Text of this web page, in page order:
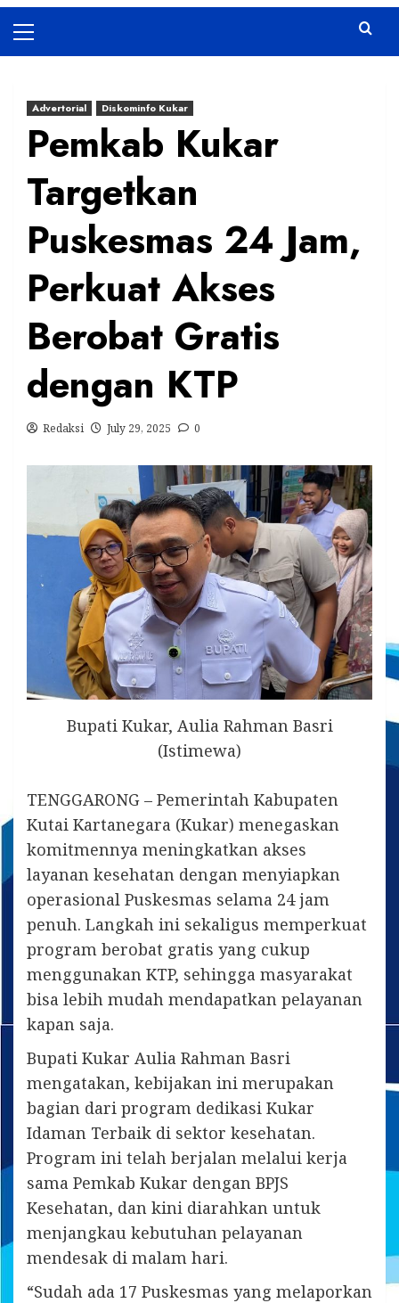
Menu
Advertorial Diskominfo Kukar
Pemkab Kukar
Targetkan
Puskesmas 24 Jam,
Perkuat Akses
Berobat Gratis
dengan KTP
Redaksi July 29, 2025 0
Bupati Kukar, Aulia Rahman Basri
(Istimewa)
TENGGARONG – Pemerintah Kabupaten
Kutai Kartanegara (Kukar) menegaskan
komitmennya meningkatkan akses
layanan kesehatan dengan menyiapkan
operasional Puskesmas selama 24 jam
penuh. Langkah ini sekaligus memperkuat
program berobat gratis yang cukup
menggunakan KTP, sehingga masyarakat
bisa lebih mudah mendapatkan pelayanan
kapan saja.
Bupati Kukar Aulia Rahman Basri
mengatakan, kebijakan ini merupakan
bagian dari program dedikasi Kukar
Idaman Terbaik di sektor kesehatan.
Program ini telah berjalan melalui kerja
sama Pemkab Kukar dengan BPJS
Kesehatan, dan kini diarahkan untuk
menjangkau kebutuhan pelayanan
mendesak di malam hari.
“Sudah ada 17 Puskesmas yang melaporkan